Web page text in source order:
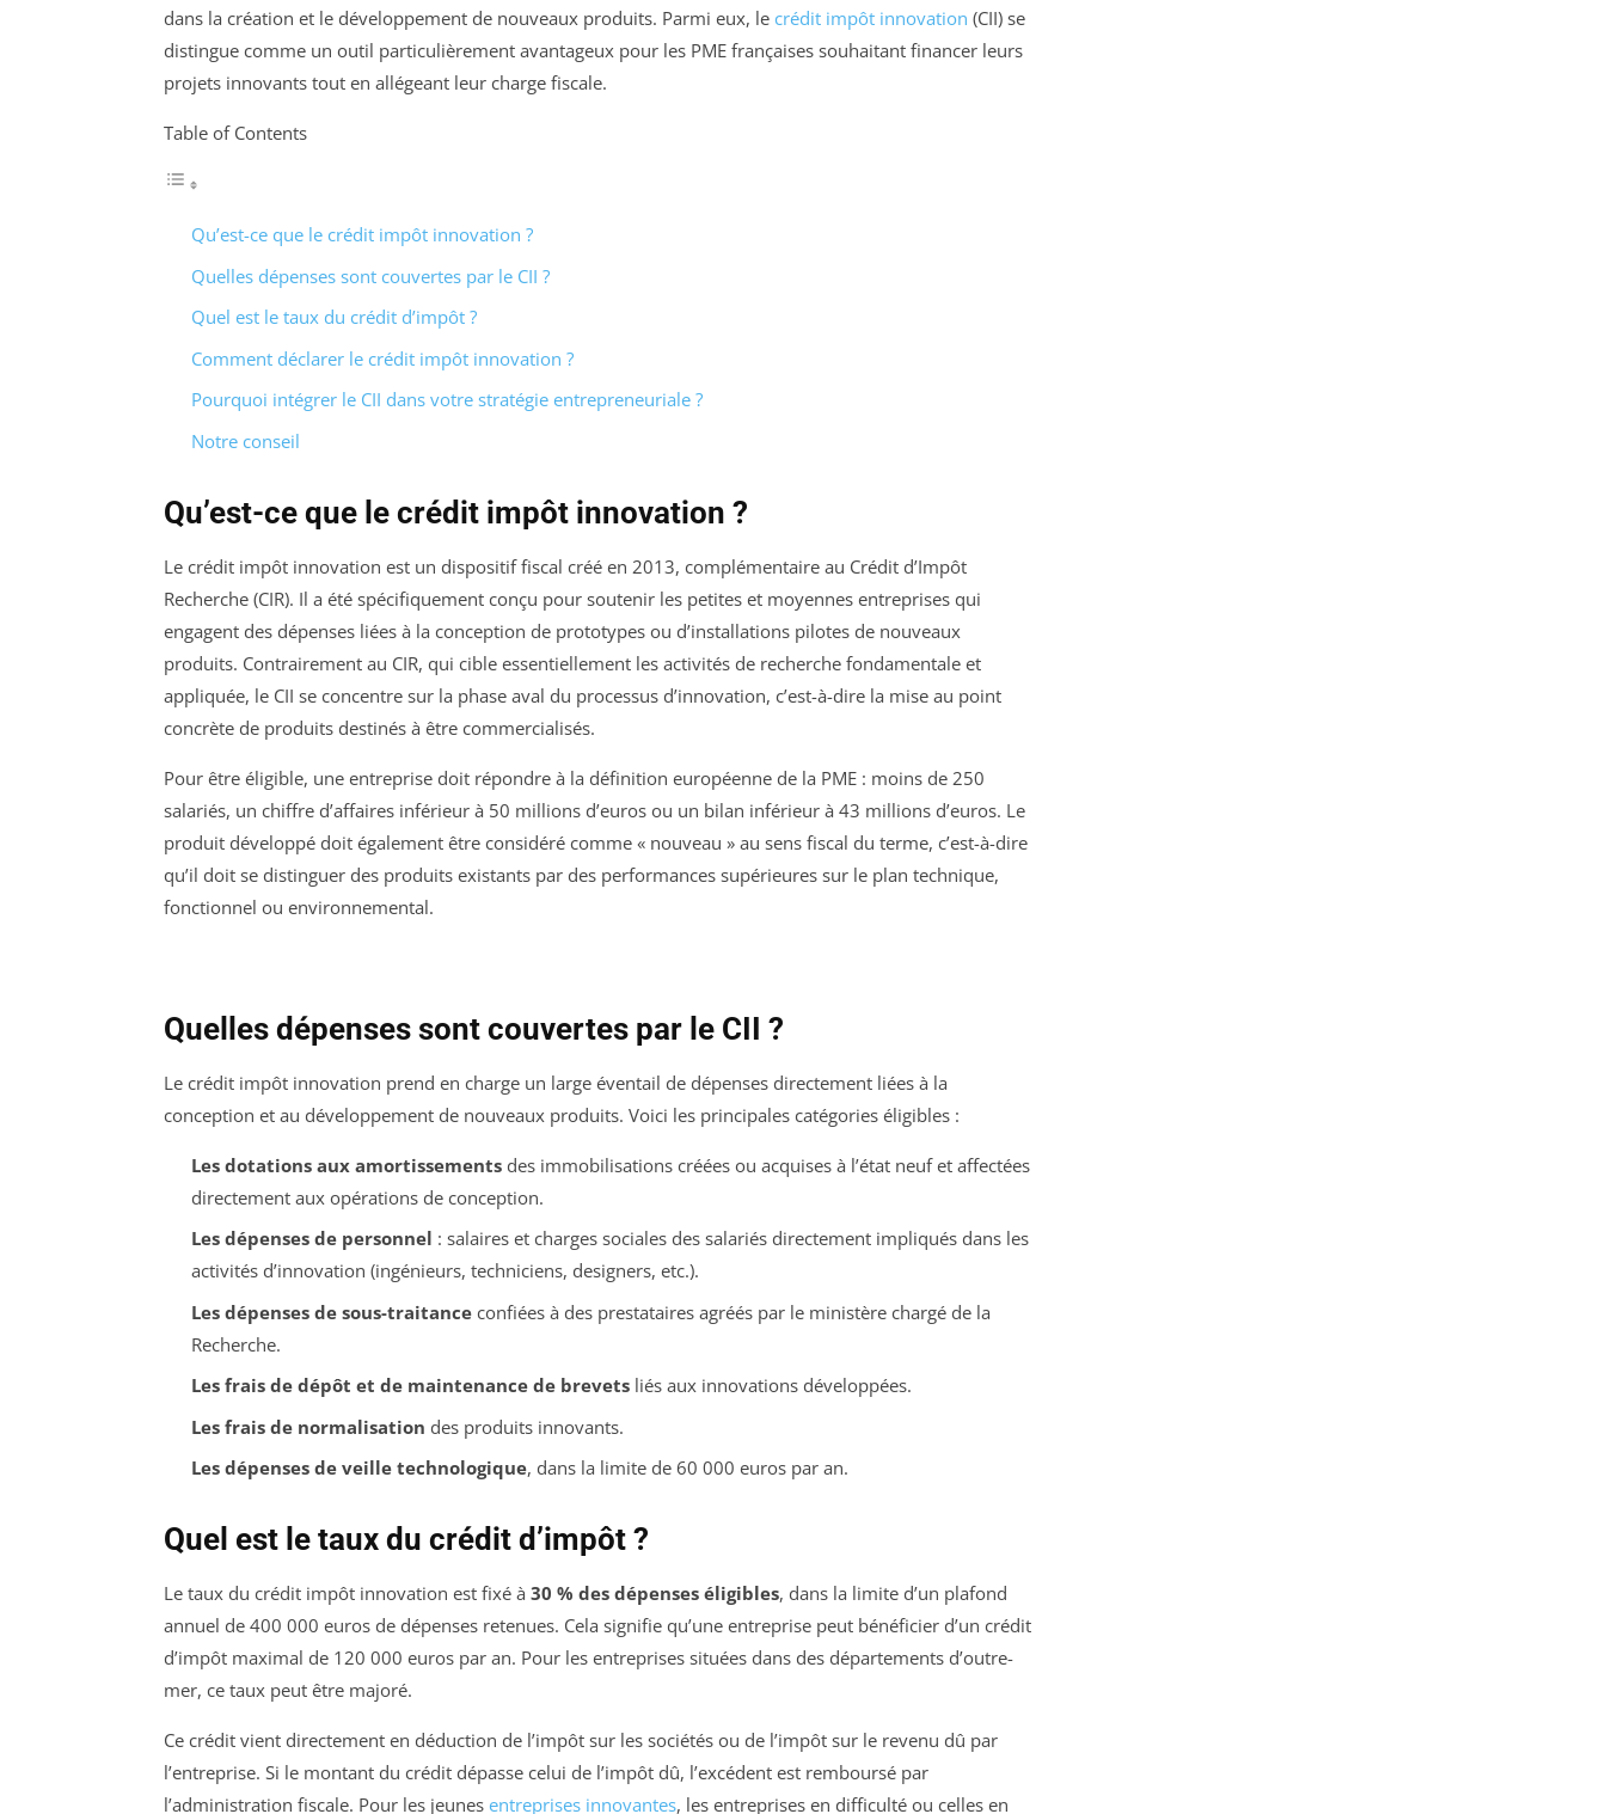
dans la création et le développement de nouveaux produits. Parmi eux, le crédit impôt innovation (CII) se
distingue comme un outil particulièrement avantageux pour les PME françaises souhaitant financer leurs
projets innovants tout en allégeant leur charge fiscale.
Table of Contents
Qu’est-ce que le crédit impôt innovation ?
Quelles dépenses sont couvertes par le CII ?
Quel est le taux du crédit d’impôt ?
Comment déclarer le crédit impôt innovation ?
Pourquoi intégrer le CII dans votre stratégie entrepreneuriale ?
Notre conseil
Qu’est-ce que le crédit impôt innovation ?
Le crédit impôt innovation est un dispositif fiscal créé en 2013, complémentaire au Crédit d’Impôt
Recherche (CIR). Il a été spécifiquement conçu pour soutenir les petites et moyennes entreprises qui
engagent des dépenses liées à la conception de prototypes ou d’installations pilotes de nouveaux
produits. Contrairement au CIR, qui cible essentiellement les activités de recherche fondamentale et
appliquée, le CII se concentre sur la phase aval du processus d’innovation, c’est-à-dire la mise au point
concrète de produits destinés à être commercialisés.
Pour être éligible, une entreprise doit répondre à la définition européenne de la PME : moins de 250
salariés, un chiffre d’affaires inférieur à 50 millions d’euros ou un bilan inférieur à 43 millions d’euros. Le
produit développé doit également être considéré comme « nouveau » au sens fiscal du terme, c’est-à-dire
qu’il doit se distinguer des produits existants par des performances supérieures sur le plan technique,
fonctionnel ou environnemental.
Quelles dépenses sont couvertes par le CII ?
Le crédit impôt innovation prend en charge un large éventail de dépenses directement liées à la
conception et au développement de nouveaux produits. Voici les principales catégories éligibles :
Les dotations aux amortissementsdes immobilisations créées ou acquises à l’état neuf et affectées
directement aux opérations de conception.
Les dépenses de personnel : salaires et charges sociales des salariés directement impliqués dans les
activités d’innovation (ingénieurs, techniciens, designers, etc.).
Les dépenses de sous-traitanceconfiées à des prestataires agréés par le ministère chargé de la
Recherche.
Les frais de dépôt et de maintenance de brevetsliés aux innovations développées.
Les frais de normalisation des produits innovants.
Les dépenses de veille technologique, dans la limite de 60 000 euros par an.
Quel est le taux du crédit d’impôt ?
Le taux du crédit impôt innovation est fixé à 30 % des dépenses éligibles, dans la limite d’un plafond
annuel de 400 000 euros de dépenses retenues. Cela signifie qu’une entreprise peut bénéficier d’un crédit
d’impôt maximal de 120 000 euros par an. Pour les entreprises situées dans des départements d’outre-
mer, ce taux peut être majoré.
Ce crédit vient directement en déduction de l’impôt sur les sociétés ou de l’impôt sur le revenu dû par
l’entreprise. Si le montant du crédit dépasse celui de l’impôt dû, l’excédent est remboursé par
l’administration fiscale. Pour les jeunes entreprises innovantes, les entreprises en difficulté ou celles en